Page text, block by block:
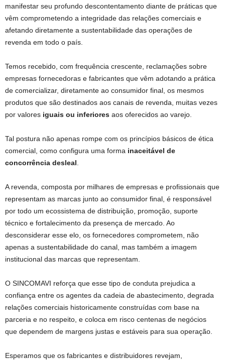
manifestar seu profundo descontentamento diante de práticas que
vêm comprometendo a integridade das relações comerciais e
afetando diretamente a sustentabilidade das operações de
revenda em todo o país.
Temos recebido, com frequência crescente, reclamações sobre
empresas fornecedoras e fabricantes que vêm adotando a prática
de comercializar, diretamente ao consumidor final, os mesmos
produtos que são destinados aos canais de revenda, muitas vezes
por valores iguais ou inferiores aos oferecidos ao varejo.
Tal postura não apenas rompe com os princípios básicos de ética
comercial, como configura uma forma inaceitável de
concorrência desleal
A revenda, composta por milhares de empresas e profissionais que
representam as marcas junto ao consumidor final, é responsável
por todo um ecossistema de distribuição, promoção, suporte
técnico e fortalecimento da presença de mercado. Ao
desconsiderar esse elo, os fornecedores comprometem, não
apenas a sustentabilidade do canal, mas também a imagem
institucional das marcas que representam.
O SINCOMAVI reforça que esse tipo de conduta prejudica a
confiança entre os agentes da cadeia de abastecimento, degrada
relações comerciais historicamente construídas com base na
parceria e no respeito, e coloca em risco centenas de negócios
que dependem de margens justas e estáveis para sua operação.
Esperamos que os fabricantes e distribuidores revejam,